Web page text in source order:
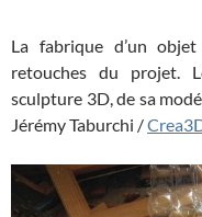
La fabrique d’un
retouches du projet.
sculpture 3D, de sa
Jérémy Taburchi /